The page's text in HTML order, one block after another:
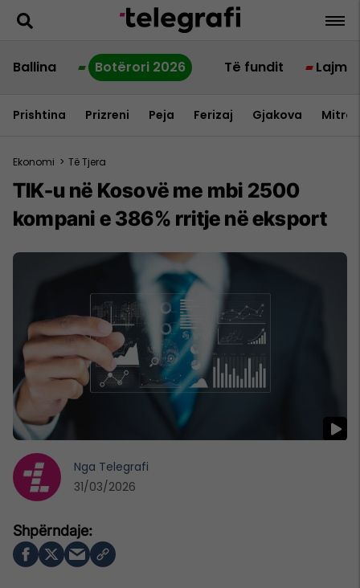
Ballina Botërori 2026 Të fundit Lajme
Prishtina Prizreni Peja Ferizaj Gjakova
Ekonomi > Të Tjera
TIK-u në Kosovë me mbi 2500
kompani e 386% rritje në eksport
Nga Telegrafi
31/03/2026